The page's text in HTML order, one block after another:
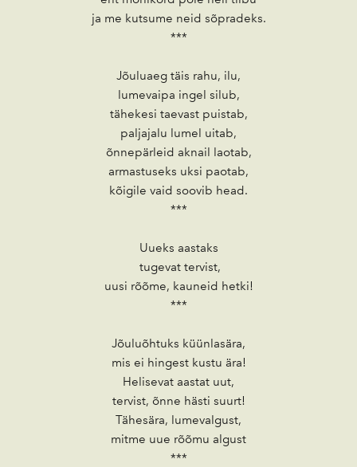
ja me kutsume neid sõpradeks.
***
Jõuluaeg täis rahu, ilu,
lumevaipa ingel silub,
tähekesi taevast puistab,
paljajalu lumel uitab,
õnnepärleid aknail laotab,
armastuseks uksi paotab,
kõigile vaid soovib head.
***
Uueks aastaks
tugevat tervist,
uusi rõõme, kauneid hetki!
***
Jõuluõhtuks küünlasära,
mis ei hingest kustu ära!
Helisevat aastat uut,
tervist, õnne hästi suurt!
Tähesära, lumevalgust,
mitme uue rõõmu algust
***